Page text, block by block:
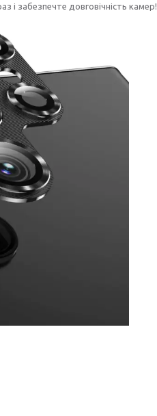
і забезпечте довговічність камер!